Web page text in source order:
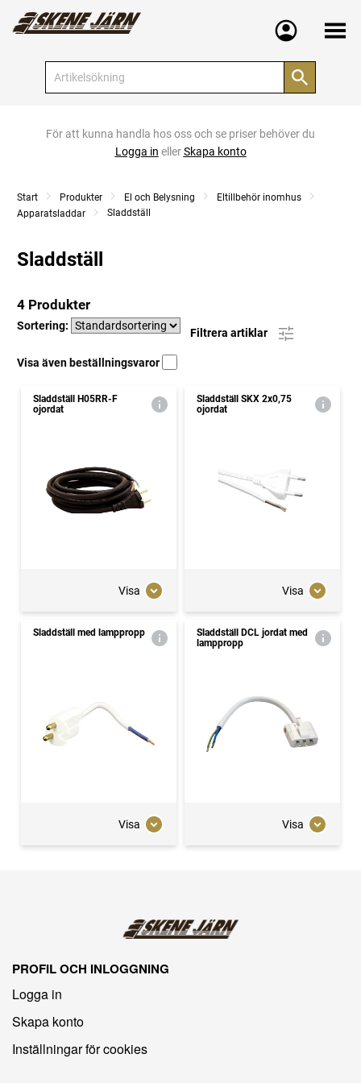
Meny
För att kunna handla hos oss och se priser behöver du
Logga in ellerSkapa konto
Start Produkter El och Belysning
Eltillbehör inomhus
Apparatsladdar
Sladdställ
Sladdställ
4 Produkter
Sortering:
Filtrera artiklar
Visa även beställningsvaror
Sladdställ H05RR-F
ojordat
Visa
Sladdställ SKX 2x0,75
ojordat
Visa
Sladdställ med lamppropp
Visa
Sladdställ DCL jordat med
lamppropp
Visa
PROFIL OCH INLOGGNING
Logga in
Skapa konto
Inställningar för cookies